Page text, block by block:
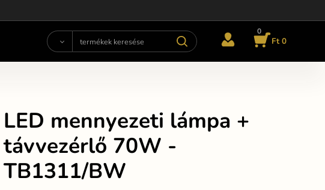
0
Ft 0
LED mennyezeti lámpa +
távvezérlő 70W -
TB1311/BW